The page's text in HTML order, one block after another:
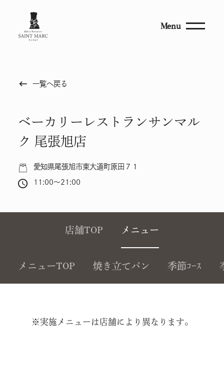
Menu
keyboard_backspace 一覧へ戻る
ベーカリーレストランサンマル
ク 尾張旭店
愛知県尾張旭市東大道町原田７１
11:00～21:00
店舗TOP メニュー
メニューTOP 焼き立てパン 季節ｺｰｽ
※実施メニューは店舗により異なります。